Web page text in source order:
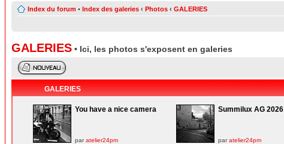
Index du forum • Index des galeries ‹ Photos ‹ GALERIES
GALERIES • Ici, les photos s'exposent en galeries
GALERIES
You have a nice camera
paratelier24pm
Summilux AG 2026
paratelier24pm